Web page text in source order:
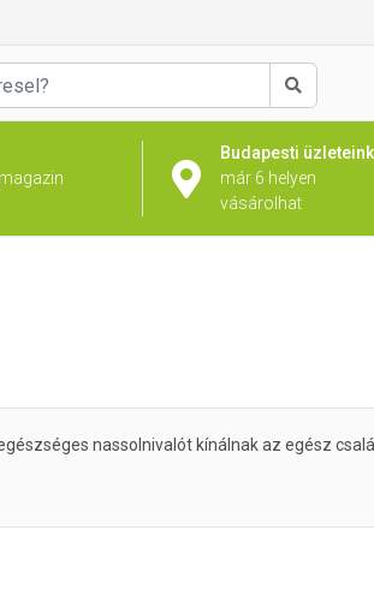
Keresés
Budapesti üzleteink
már 6 helyen
vásárolhat
nassolnivalót kínálnak az egész